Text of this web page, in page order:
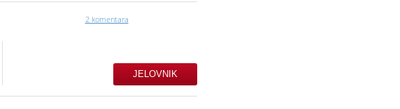
2 komentara
JELOVNIK